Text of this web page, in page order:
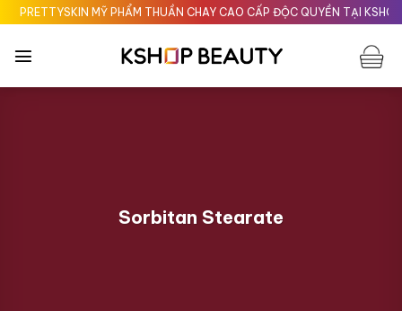
Chuyển
đến
nội
PRETTYSKIN MỸ PHẨM THUẦN CHAY CAO CẤP ĐỘC QUYỀN TẠI
Sorbitan Stearate